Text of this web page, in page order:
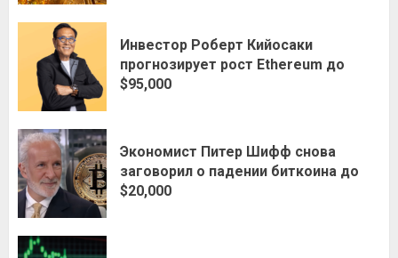
Инвестор Роберт Кийосаки
прогнозирует рост Ethereum до
$95,000
Экономист Питер Шифф снова
заговорил о падении биткоина до
$20,000